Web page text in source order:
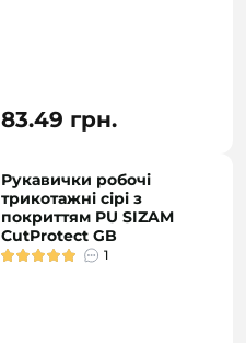
83.49 грн.
Рукавички робочі
трикотажні сірі з
покриттям PU SIZAM
CutProtect GB
1